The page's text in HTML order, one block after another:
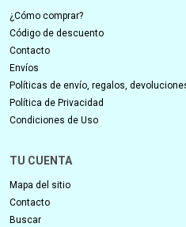
¿Cómo comprar?
Código de descuento
Contacto
Envíos
Políticas de envío, regalos,
Política de Privacidad
Condiciones de Uso
TU CUENTA
Mapa del sitio
Contacto
Buscar